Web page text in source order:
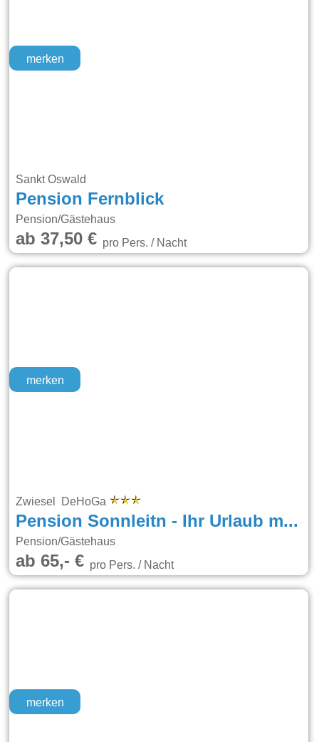
merken
Sankt Oswald
Pension Fernblick
Pension/Gästehaus
ab 37,50 €pro Pers. / Nacht
merken
Zwiesel DeHoGa
Pension Sonnleitn - Ihr Urlaub mit Hund
Pension/Gästehaus
ab 65,- €pro Pers. / Nacht
merken